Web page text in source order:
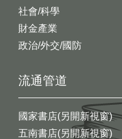
社會/科學
財金產業
政治/外交/國防
流通管道
國家書店(另開新視窗)
五南書店(另開新視窗)